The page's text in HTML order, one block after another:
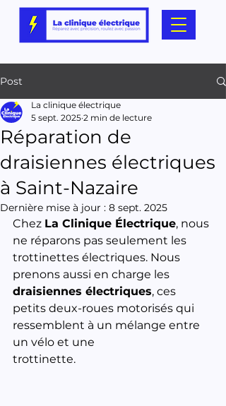
Post
Réparation de
draisiennes électriques
à Saint-Nazaire
La clinique électrique
5 sept. 2025 2 min de lecture
Dernière mise à jour : 8 sept. 2025
Chez La Clinique Électrique, nous
ne réparons pas seulement les
trottinettes électriques. Nous
prenons aussi en charge les
draisiennes électriques, ces
petits deux-roues motorisés qui
ressemblent à un mélange entre
un vélo et une
trottinette.